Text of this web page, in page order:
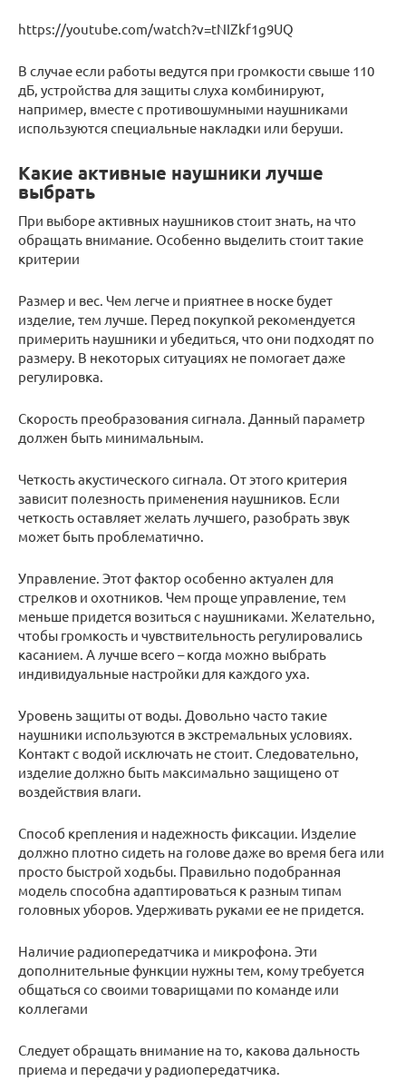
https://youtube.com/watch?v=tNIZkf1g9UQ
В случае если работы ведутся при громкости свыше 110
дБ, устройства для защиты слуха комбинируют,
например, вместе с противошумными наушниками
используются специальные накладки или беруши.
Какие активные наушники лучше
выбрать
При выборе активных наушников стоит знать, на что
обращать внимание. Особенно выделить стоит такие
критерии
Размер и вес. Чем легче и приятнее в носке будет
изделие, тем лучше. Перед покупкой рекомендуется
примерить наушники и убедиться, что они подходят по
размеру. В некоторых ситуациях не помогает даже
регулировка.
Скорость преобразования сигнала. Данный параметр
должен быть минимальным.
Четкость акустического сигнала. От этого критерия
зависит полезность применения наушников. Если
четкость оставляет желать лучшего, разобрать звук
может быть проблематично.
Управление. Этот фактор особенно актуален для
стрелков и охотников. Чем проще управление, тем
меньше придется возиться с наушниками. Желательно,
чтобы громкость и чувствительность регулировались
касанием. А лучше всего – когда можно выбрать
индивидуальные настройки для каждого уха.
Уровень защиты от воды. Довольно часто такие
наушники используются в экстремальных условиях.
Контакт с водой исключать не стоит. Следовательно,
изделие должно быть максимально защищено от
воздействия влаги.
Способ крепления и надежность фиксации. Изделие
должно плотно сидеть на голове даже во время бега или
просто быстрой ходьбы. Правильно подобранная
модель способна адаптироваться к разным типам
головных уборов. Удерживать руками ее не придется.
Наличие радиопередатчика и микрофона. Эти
дополнительные функции нужны тем, кому требуется
общаться со своими товарищами по команде или
коллегами
Следует обращать внимание на то, какова дальность
приема и передачи у радиопередатчика.